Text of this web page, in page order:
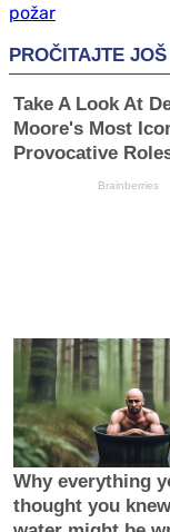
požar